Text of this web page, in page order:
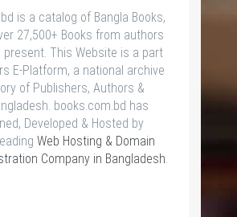
is a catalog of Bangla Books,
27,500+ Books from authors
present. This Website is a part
E-Platform, a national archive
of Publishers, Authors &
books.com.bd has
Developed & Hosted by
Web Hosting & Domain
Company in Bangladesh.